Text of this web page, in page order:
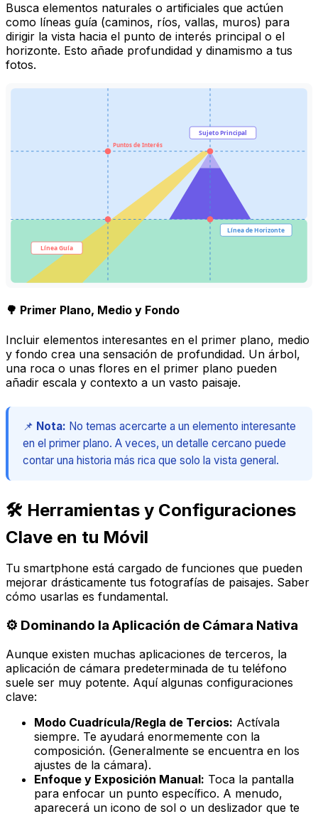
Busca elementos naturales o artificiales que actúen
como líneas guía (caminos, ríos, vallas, muros) para
dirigir la vista hacia el punto de interés principal o el
horizonte. Esto añade profundidad y dinamismo a tus
fotos.
Sujeto Principal
Línea Guía
Línea de Horizonte
Puntos de Interés
🌳 Primer Plano, Medio y Fondo
Incluir elementos interesantes en el primer plano, medio
y fondo crea una sensación de profundidad. Un árbol,
una roca o unas flores en el primer plano pueden
añadir escala y contexto a un vasto paisaje.
📌 Nota: No temas acercarte a un elemento interesante
en el primer plano. A veces, un detalle cercano puede
contar una historia más rica que solo la vista general.
🛠️ Herramientas y Configuraciones
Clave en tu Móvil
Tu smartphone está cargado de funciones que pueden
mejorar drásticamente tus fotografías de paisajes. Saber
cómo usarlas es fundamental.
⚙️ Dominando la Aplicación de Cámara Nativa
Aunque existen muchas aplicaciones de terceros, la
aplicación de cámara predeterminada de tu teléfono
suele ser muy potente. Aquí algunas configuraciones
clave:
Modo Cuadrícula/Regla de Tercios: Actívala
siempre. Te ayudará enormemente con la
composición. (Generalmente se encuentra en los
ajustes de la cámara).
Enfoque y Exposición Manual: Toca la pantalla
para enfocar un punto específico. A menudo,
aparecerá un icono de sol o un deslizador que te